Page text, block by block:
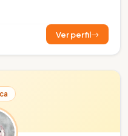
Ver perfil